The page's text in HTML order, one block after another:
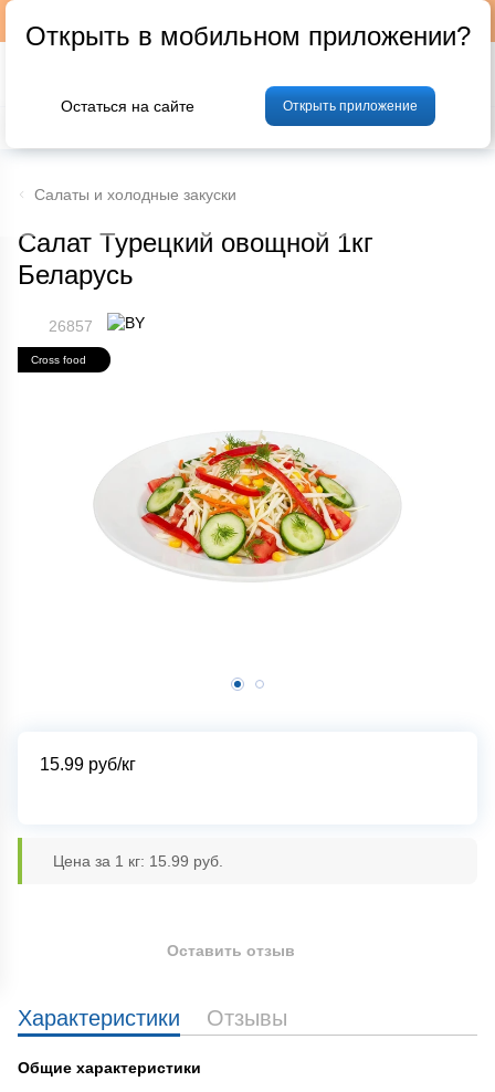
Фрукты и овощи Мясо Птица
Салаты и холодные закуски
Салат Турецкий овощной 1кг
Беларусь
26857
Cross food
15.99 руб/кг
Цена за 1 кг: 15.99 руб.
Характеристики Отзывы
Общие характеристики
Оставить отзыв
Открыть в мобильном приложении?
Остаться на сайте Открыть приложение